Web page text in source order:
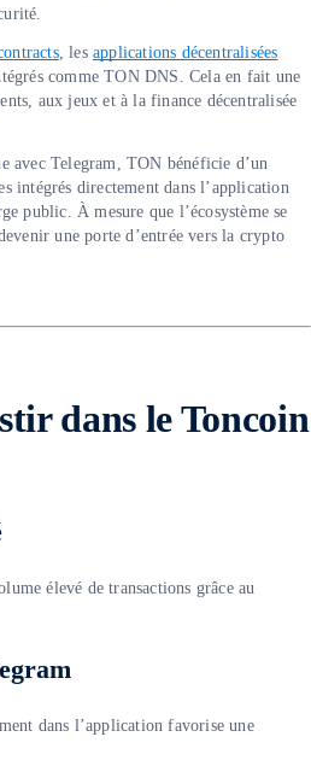
, lesapplications décentralisées
comme TON DNS. Cela en fait une
aux jeux et à la finance décentralisée
avec Telegram, TON bénéficie d’un
intégrés directement dans l’application
public. À mesure que l’écosystème se
une porte d’entrée vers la crypto
dans le Toncoin
élevé de transactions grâce au
dans l’application favorise une